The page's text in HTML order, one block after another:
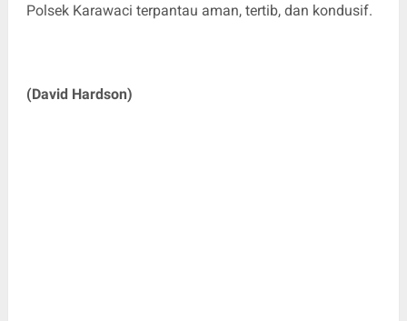
Polsek Karawaci terpantau aman, tertib, dan kondusif.
(David Hardson)